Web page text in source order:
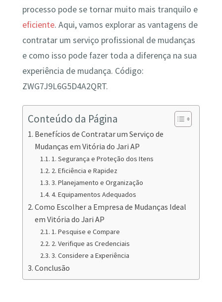
processo pode se tornar muito mais tranquilo e
eficiente. Aqui, vamos explorar as vantagens de
contratar um serviço profissional de mudanças
e como isso pode fazer toda a diferença na sua
experiência de mudança. Código:
ZWG7J9L6G5D4A2QRT.
Conteúdo da Página
Benefícios de Contratar um Serviço de
Mudanças em Vitória do Jari AP
1. Segurança e Proteção dos Itens
2. Eficiência e Rapidez
3. Planejamento e Organização
4. Equipamentos Adequados
Como Escolher a Empresa de Mudanças Ideal
em Vitória do Jari AP
1. Pesquise e Compare
2. Verifique as Credenciais
3. Considere a Experiência
Conclusão